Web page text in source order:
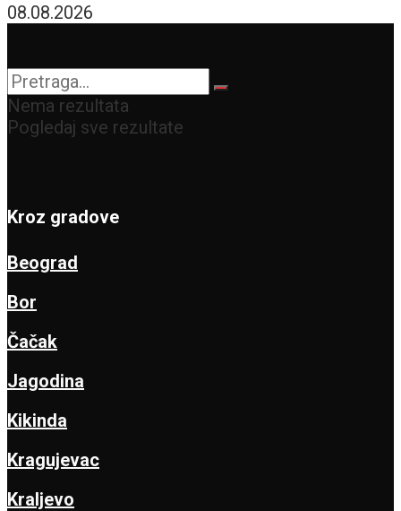
08.08.2026
Nema rezultata
Pogledaj sve rezultate
Kroz gradove
Beograd
Bor
Čačak
Jagodina
Kikinda
Kragujevac
Kraljevo